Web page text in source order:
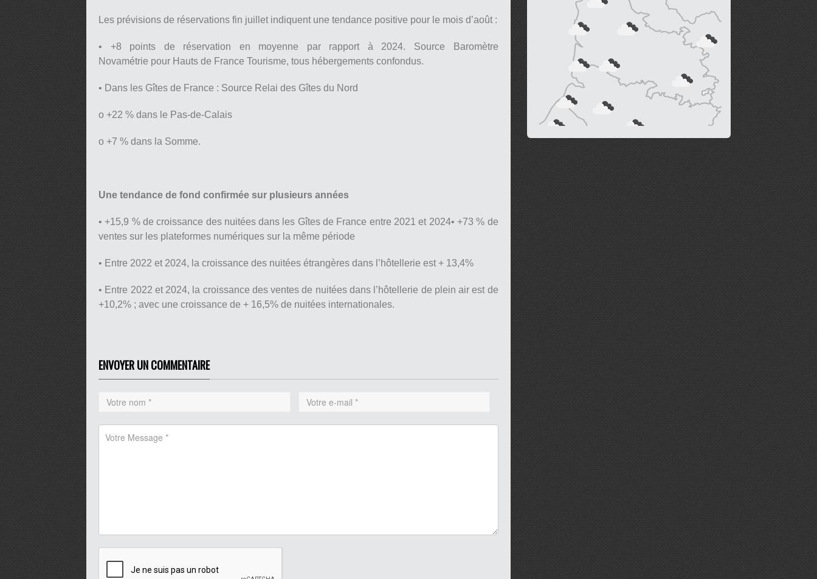
Les prévisions de réservations fin juillet indiquent une tendance positive pour le mois d’août :
• +8 points de réservation en moyenne par rapport à 2024. Source Baromètre
Novamétrie pour Hauts de France Tourisme, tous hébergements confondus.
• Dans les Gîtes de France : Source Relai des Gîtes du Nord
o +22 % dans le Pas-de-Calais
o +7 % dans la Somme.
Une tendance de fond confirmée sur plusieurs années
• +15,9 % de croissance des nuitées dans les Gîtes de France entre 2021 et 2024• +73 % de
ventes sur les plateformes numériques sur la même période
• Entre 2022 et 2024, la croissance des nuitées étrangères dans l’hôtellerie est + 13,4%
• Entre 2022 et 2024, la croissance des ventes de nuitées dans l’hôtellerie de plein air est de
+10,2% ; avec une croissance de + 16,5% de nuitées internationales.
ENVOYER UN COMMENTAIRE